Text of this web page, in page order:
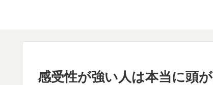
感受性が強い人は本当に頭